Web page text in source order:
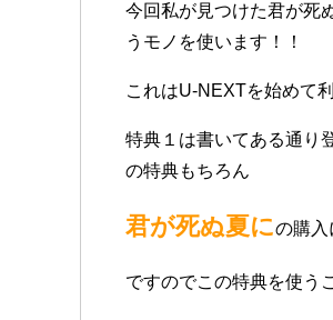
今回私が見つけた君が死
うモノを使います！！
これはU-NEXTを始めて
特典１は書いてある通り
の特典もちろん
君が死ぬ夏にの購入
ですのでこの特典を使う